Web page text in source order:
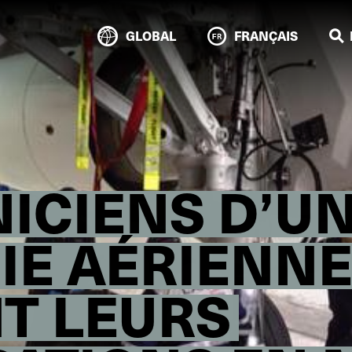
AÉRIENNE
LEURS
GLOBAL FRANÇAIS